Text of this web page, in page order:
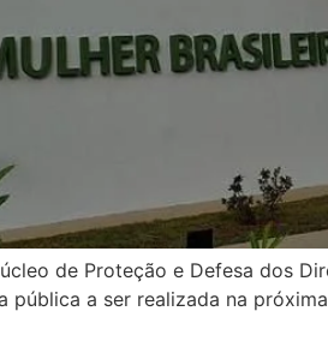
de Proteção e Defesa dos
a ser realizada na